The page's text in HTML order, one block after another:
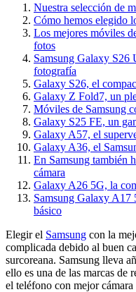
Nuestra selección de
Cómo hemos elegido
Los mejores móviles
fotos
Samsung Galaxy S26
fotografía
Galaxy S26, el
Galaxy Z Fold7, un
Móviles de Samsung
Galaxy S25 FE, un
Galaxy A57, el
Galaxy A36, el
En Samsung también
cámara
Galaxy A26 5G, la
Samsung Galaxy A17
básico
Elegir el Samsung con la
complicada debido al buen
surcoreana. Samsung lleva
ello es una de las marcas de
el teléfono con mejor cámara